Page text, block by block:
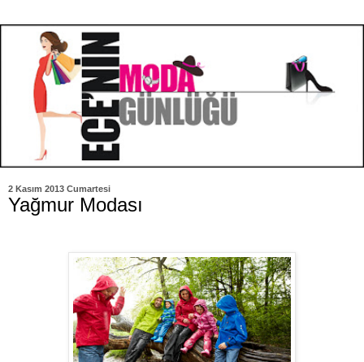
2 Kasım 2013 Cumartesi
Yağmur Modası